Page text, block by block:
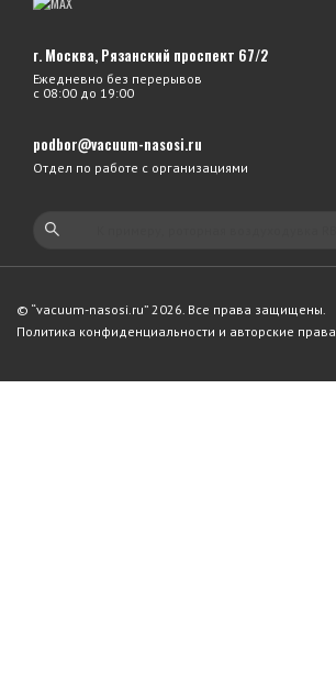
г. Москва, Рязанский проспект 67/2
Ежедневно без перерывов
с 08:00 до 19:00
podbor@vacuum-nasosi.ru
Отдел по работе с организациями
© “vacuum-nasosi.ru” 2026. Все права защищены.
Политика конфиденциальности и авторские права